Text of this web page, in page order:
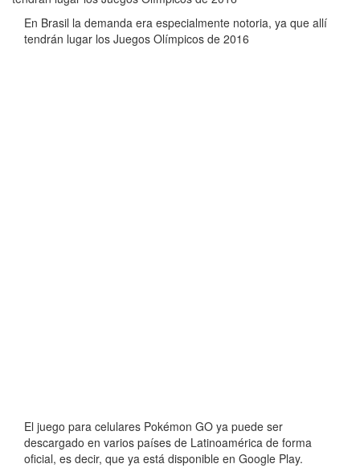
En Brasil la demanda era especialmente notoria, ya que allí
tendrán lugar los Juegos Olímpicos de 2016
El juego para celulares Pokémon GO ya puede ser
descargado en varios países de Latinoamérica de forma
oficial, es decir, que ya está disponible en Google Play.